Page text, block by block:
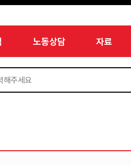
노동상담 자료